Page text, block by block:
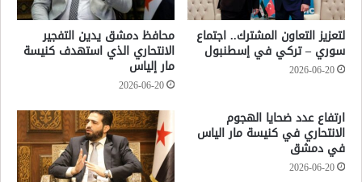
لتعزيز التعاون المشترك.. اجتماع
سوري – تركي في إسطنبول
2026-06-20
محافظ دمشق يدين التفجير
الانتحاري الذي استهدف كنيسة
مار إلياس
2026-06-20
ارتفاع عدد ضحايا الهجوم
الانتحاري في كنيسة مار الياس
في دمشق
2026-06-20